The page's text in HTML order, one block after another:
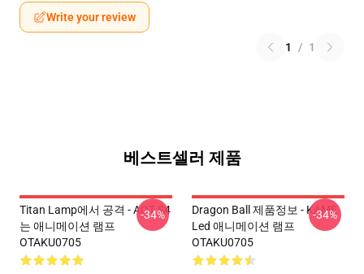
Write your review
1 / 1
베스트셀러 제품
Titan Lamp에서 공격 - AOT S4
는 애니메이션 램프
OTAKU0705
-34%
Dragon Ball 제품정보 - KAME
Led 애니메이션 램프
OTAKU0705
-34%